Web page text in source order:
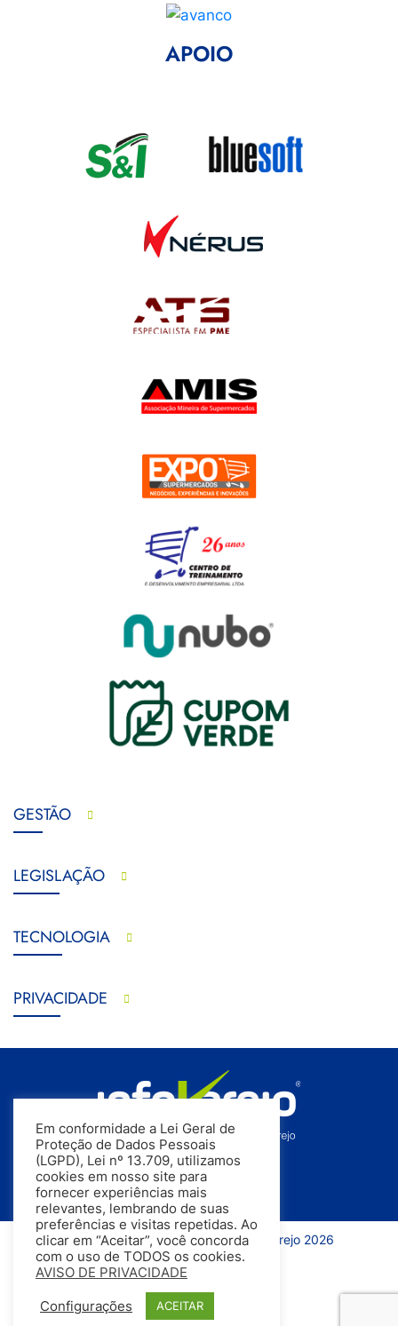
APOIO
GESTÃO
LEGISLAÇÃO
TECNOLOGIA
PRIVACIDADE
Todos os direitos reservados | InfoVarejo 2026
Em conformidade a Lei Geral de
Proteção de Dados Pessoais
(LGPD), Lei nº 13.709, utilizamos
cookies em nosso site para
fornecer experiências mais
relevantes, lembrando de suas
preferências e visitas repetidas. Ao
clicar em “Aceitar”, você concorda
com o uso de TODOS os cookies.
AVISO DE PRIVACIDADE
Configurações ACEITAR